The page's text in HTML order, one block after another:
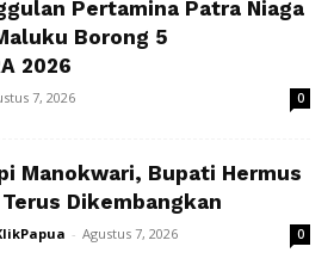
Pertamina Patra Niaga
Borong 5
2026
7, 2026 0
Manokwari, Bupati Hermus
Dikembangkan
- Agustus 7, 2026 0